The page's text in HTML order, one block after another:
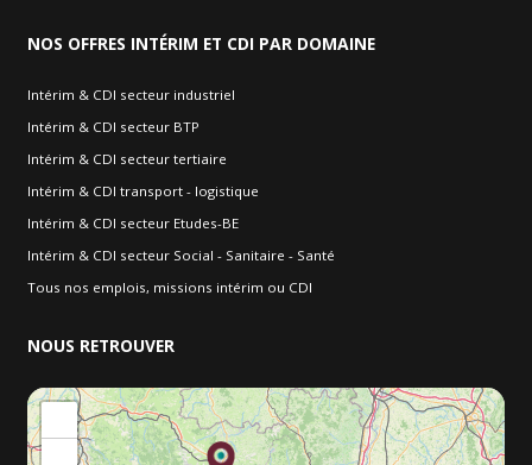
NOS OFFRES INTÉRIM ET CDI PAR DOMAINE
Intérim & CDI secteur industriel
Intérim & CDI secteur BTP
Intérim & CDI secteur tertiaire
Intérim & CDI transport - logistique
Intérim & CDI secteur Etudes-BE
Intérim & CDI secteur Social - Sanitaire - Santé
Tous nos emplois, missions intérim ou CDI
NOUS RETROUVER